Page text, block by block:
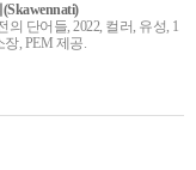
의 단어들, 2022, 컬러, 유성, 1
장, PEM 제공.